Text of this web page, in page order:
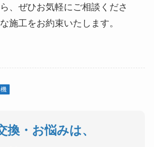
、ぜひお気軽にご相談くださ
施工をお約束いたします。
換・お悩みは、